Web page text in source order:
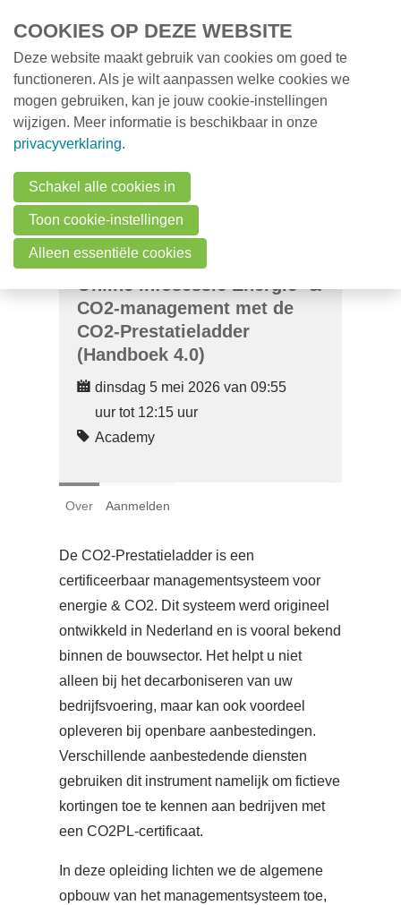
MENU
Online infosessie Energie- &
CO2-management met de
CO2-Prestatieladder
(Handboek 4.0)
dinsdag 5 mei 2026 van 09:55
uur tot 12:15 uur
Academy
Over Aanmelden
De CO2-Prestatieladder is een
certificeerbaar managementsysteem voor
energie & CO2. Dit systeem werd origineel
ontwikkeld in Nederland en is vooral bekend
binnen de bouwsector. Het helpt u niet
alleen bij het decarboniseren van uw
bedrijfsvoering, maar kan ook voordeel
opleveren bij openbare aanbestedingen.
Verschillende aanbestedende diensten
gebruiken dit instrument namelijk om fictieve
kortingen toe te kennen aan bedrijven met
een CO2PL-certificaat.
In deze opleiding lichten we de algemene
opbouw van het managementsysteem toe,
Milieunieuws
Vacatures
Zoeken
Login
Nederlands
COOKIES OP DEZE WEBSITE
Deze website maakt gebruik van cookies om goed te
functioneren. Als je wilt aanpassen welke cookies we
mogen gebruiken, kan je jouw cookie-instellingen
wijzigen. Meer informatie is beschikbaar in onze
privacyverklaring.
Schakel alle cookies in
Toon cookie-instellingen
Alleen essentiële cookies